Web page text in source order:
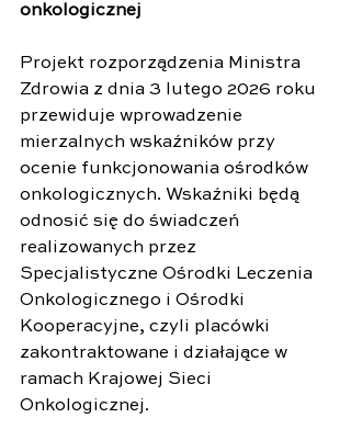
onkologicznej
Projekt rozporządzenia Ministra
Zdrowia z dnia 3 lutego 2026 roku
przewiduje wprowadzenie
mierzalnych wskaźników przy
ocenie funkcjonowania ośrodków
onkologicznych. Wskaźniki będą
odnosić się do świadczeń
realizowanych przez
Specjalistyczne Ośrodki Leczenia
Onkologicznego i Ośrodki
Kooperacyjne, czyli placówki
zakontraktowane i działające w
ramach Krajowej Sieci
Onkologicznej.